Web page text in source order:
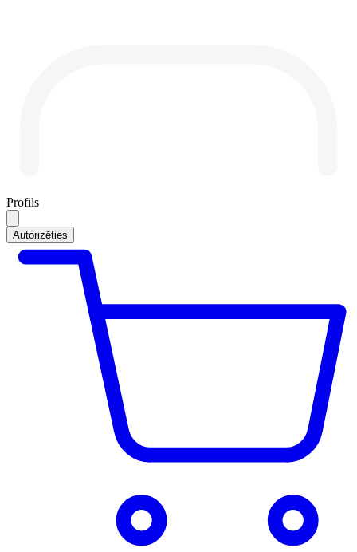
Profils
Autorizēties